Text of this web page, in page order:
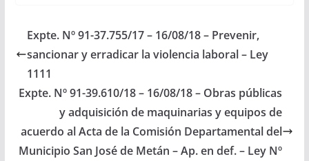
adjudicación en venta
a los compradores de
buena fe de cada uno
de los lotes. (Exptes.
Nros 91-34.006/14 y…
Expte. Nº 91-37.755/17 – 16/08/18 – Prevenir,
sancionar y erradicar la violencia laboral – Ley
1111
Expte. Nº 91-39.610/18 – 16/08/18 – Obras públicas
y adquisición de maquinarias y equipos de
acuerdo al Acta de la Comisión Departamental del
Municipio San José de Metán – Ap. en def. – Ley Nº